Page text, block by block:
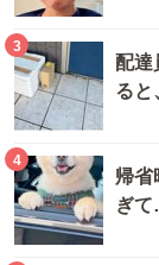
3
配達
る
4
帰省
ぎ